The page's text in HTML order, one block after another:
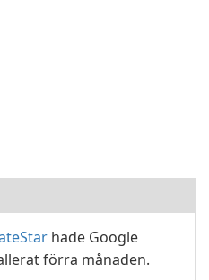
hade Google
förra månaden.